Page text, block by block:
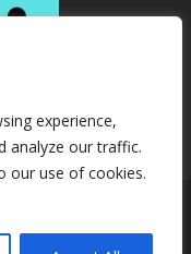
experience,
analyze our traffic.
our use of cookies.